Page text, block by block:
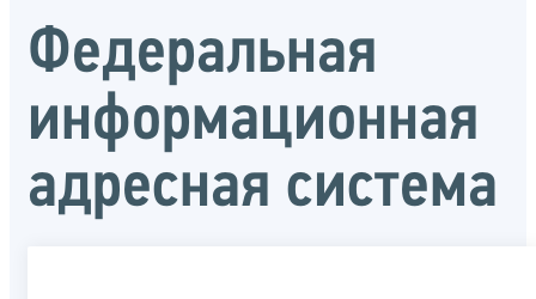
Федеральная
информационная
адресная система